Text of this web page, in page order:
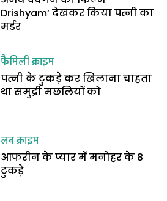
Drishyam’ देखकर किया पत्नी का
मर्डर
फैमिली क्राइम
पत्नी के टुकड़े कर खिलाना चाहता
था समुद्री मछलियों को
लव क्राइम
आफरीन के प्यार में मनोहर के 8
टुकड़े